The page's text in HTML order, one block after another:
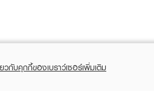
ยวกับคุกกี้ของเบราว์เซอร์เพิ่มเติม